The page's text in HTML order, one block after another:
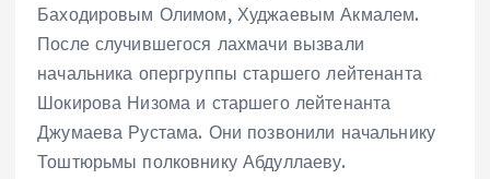
Баходировым Олимом, Худжаевым Акмалем.
После случившегося лахмачи вызвали
начальника опергруппы старшего лейтенанта
Шокирова Низома и старшего лейтенанта
Джумаева Рустама. Они позвонили начальнику
Тоштюрьмы полковнику Абдуллаеву.